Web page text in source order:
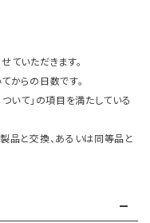
いただきます。
らの日数です。
いて」の項目を満たしている
品と交換、あるいは同等品と